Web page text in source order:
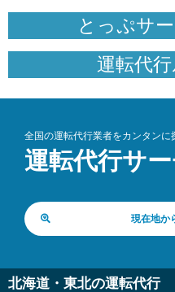
とっぷサ
運転代
全国の運転代行業者をカンタンに
運転代行サ
現在地か
北海道・東北の運転代行